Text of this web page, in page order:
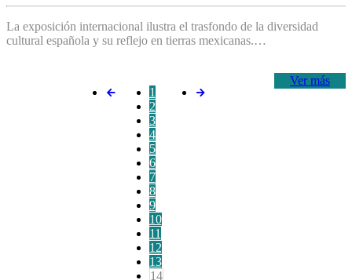
La exposición internacional ilustra el trasfondo de la diversidad
cultural española y su reflejo en tierras mexicanas.…
Ver más
1
2
3
4
5
6
7
8
9
10
11
12
13
14